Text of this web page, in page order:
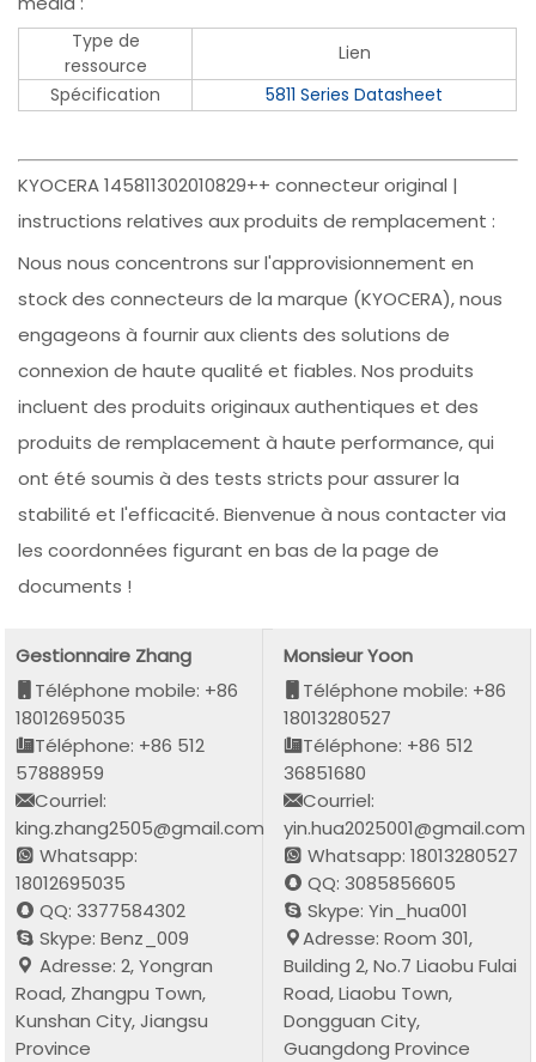
Type de
ressource
Lien
Spécification
5811 Series Datasheet
KYOCERA 145811302010829++ connecteur original |
instructions relatives aux produits de remplacement :
Nous nous concentrons sur l'approvisionnement en
stock des connecteurs de la marque (KYOCERA), nous
engageons à fournir aux clients des solutions de
connexion de haute qualité et fiables. Nos produits
incluent des produits originaux authentiques et des
produits de remplacement à haute performance, qui
ont été soumis à des tests stricts pour assurer la
stabilité et l'efficacité. Bienvenue à nous contacter via
les coordonnées figurant en bas de la page de
documents !
Gestionnaire Zhang
Téléphone mobile: +86
18012695035
Téléphone: +86 512
57888959
Courriel:
king.zhang2505@gmail.com
Whatsapp:
18012695035
QQ: 3377584302
Skype: Benz_009
Adresse: 2, Yongran
Road, Zhangpu Town,
Kunshan City, Jiangsu
Province
Monsieur Yoon
Téléphone mobile: +86
18013280527
Téléphone: +86 512
36851680
Courriel:
yin.hua2025001@gmail.com
Whatsapp: 18013280527
QQ: 3085856605
Skype: Yin_hua001
Adresse: Room 301,
Building 2, No.7 Liaobu Fulai
Road, Liaobu Town,
Dongguan City,
Guangdong Province